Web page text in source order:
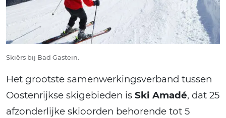
Skiërs bij Bad Gastein.
Het grootste samenwerkingsverband tussen
Oostenrijkse skigebieden is Ski Amadé, dat 25
afzonderlijke skioorden behorende tot 5